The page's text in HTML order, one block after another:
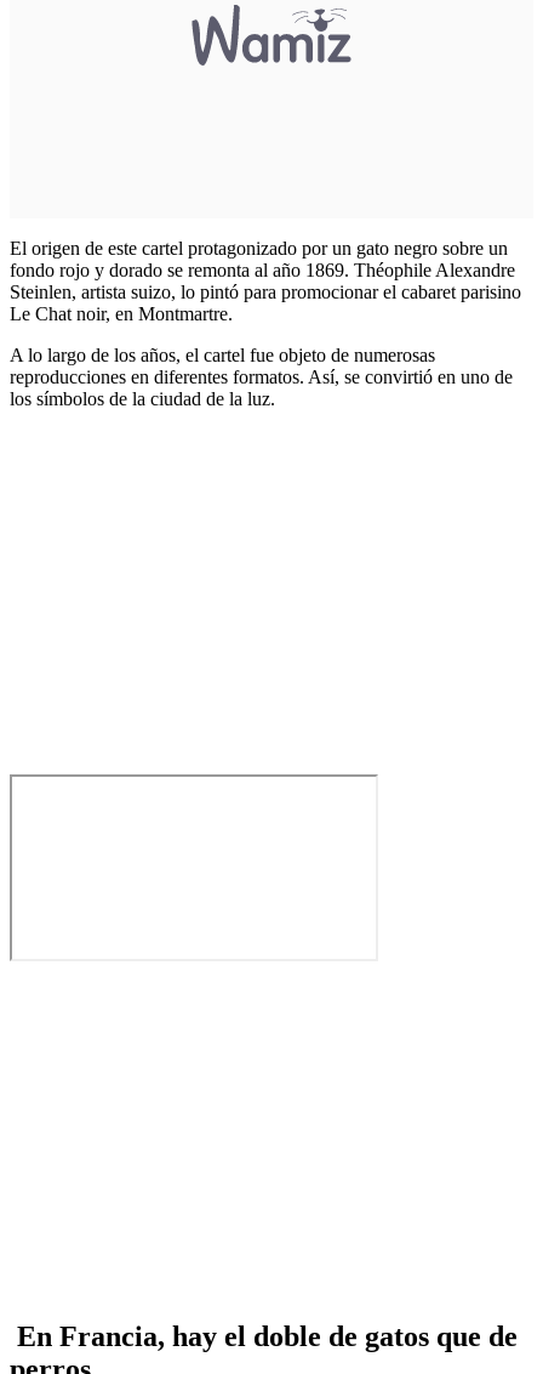
El origen de este cartel protagonizado por un gato negro sobre un
fondo rojo y dorado se remonta al año 1869. Théophile Alexandre
Steinlen, artista suizo, lo pintó para promocionar el cabaret parisino
Le Chat noir, en Montmartre.
A lo largo de los años, el cartel fue objeto de numerosas
reproducciones en diferentes formatos. Así, se convirtió en uno de
los símbolos de la ciudad de la luz.
En Francia, hay el doble de gatos que de